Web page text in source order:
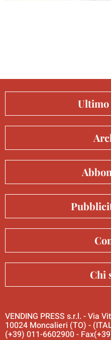
Chi
VENDING PRESS s.r.l. - Via
10024 Moncalieri (TO) -
(+39) 011-6602900 -